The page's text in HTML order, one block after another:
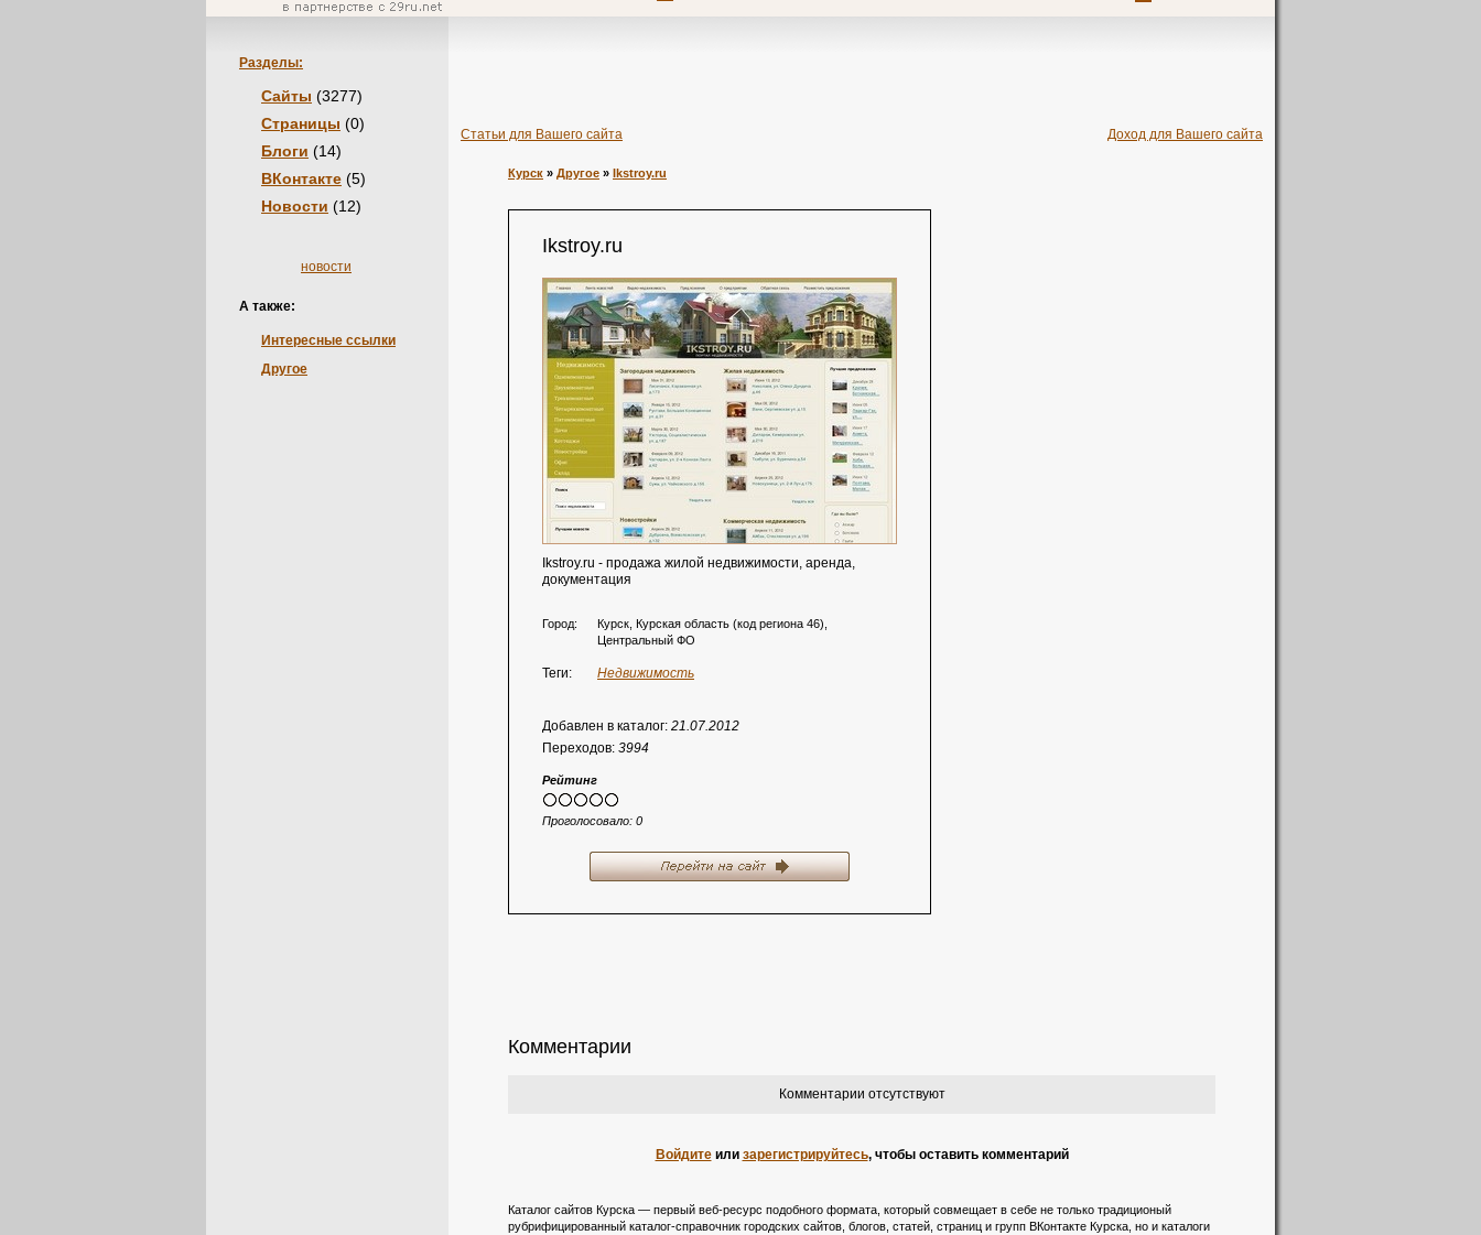
Разделы:
Сайты (3277)
Страницы (0)
Блоги (14)
ВКонтакте (5)
Новости (12)
новости
А также:
Интересные ссылки
Другое
Статьи для Вашего сайта Доход для Вашего сайта
Курск » Другое » Ikstroy.ru
Ikstroy.ru
Ikstroy.ru - продажа жилой недвижимости, аренда,
документация
Город:
Курск, Курская область (код региона 46),
Центральный ФО
Теги: Недвижимость
Добавлен в каталог: 21.07.2012
Переходов: 3994
Рейтинг
Проголосовало: 0
Комментарии
Комментарии отсутствуют
Войдитеили зарегистрируйтесь, чтобы оставить комментарий
Каталог сайтов Курска — первый веб-ресурс подобного формата, который совмещает в себе не только традиционый
рубрифицированный каталог-справочник городских сайтов, блогов, статей, страниц и групп ВКонтакте Курска, но и каталоги